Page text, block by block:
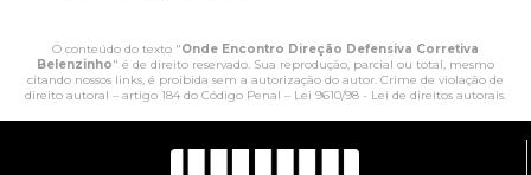
O conteúdo do texto "Onde Encontro Direção Defensiva Corretiva
Belenzinho" é de direito reservado. Sua reprodução, parcial ou total, mesmo
citando nossos links, é proibida sem a autorização do autor. Crime de violação de
direito autoral – artigo 184 do Código Penal – Lei 9610/98 - Lei de direitos autorais.